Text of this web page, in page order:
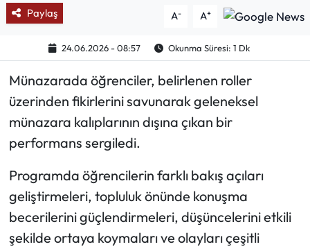
Paylaş A- A+
24.06.2026 - 08:57 Okunma Süresi: 1 Dk
Münazarada öğrenciler, belirlenen roller
üzerinden fikirlerini savunarak geleneksel
münazara kalıplarının dışına çıkan bir
performans sergiledi.
Programda öğrencilerin farklı bakış açıları
geliştirmeleri, topluluk önünde konuşma
becerilerini güçlendirmeleri, düşüncelerini etkili
şekilde ortaya koymaları ve olayları çeşitli
BIK
ASTROLOJİ
Spor Yazıları
Mektup Galeri
Ekonomi
Sağlık
Turizm